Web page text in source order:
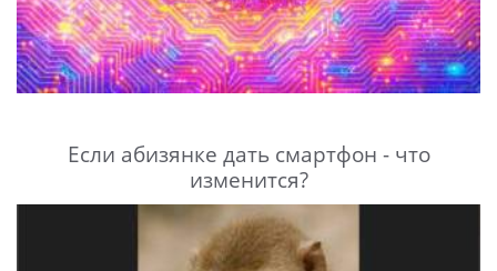
Если абизянке дать смартфон - что
изменится?